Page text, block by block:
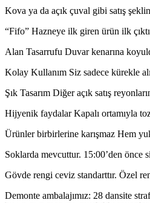
OFİS
Kova ya da açık çuval gibi satış
“Fifo” Hazneye ilk giren ürün ilk
Alan Tasarrufu Duvar kenarına
Kolay Kullanım Siz sadece kürekle
Şık Tasarım Diğer açık satış
Hijyenik faydalar Kapalı ortamıyla
Ürünler birbirlerine karışmaz Hem
Soklarda mevcuttur. 15:00’den
Gövde rengi ceviz standarttır. Özel
Demonte ambalajımız: 28 dansite